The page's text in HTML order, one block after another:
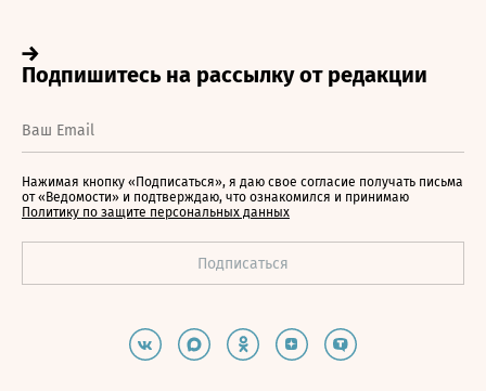
Нажимая кнопку «Подписаться», я даю свое согласие получать письма
от «Ведомости» и подтверждаю, что ознакомился и принимаю
Политику по защите персональных данных